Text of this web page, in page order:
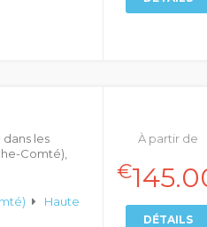
les
Comté),
Haute
À partir de
€
DÉTAILS